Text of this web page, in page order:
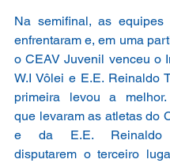
Na semifinal, as
enfrentaram e, em uma
o CEAV Juvenil venceu o
W.I Vôlei e E.E. Reinaldo
primeira levou a melhor.
que levaram as atletas do
e da E.E. Reinaldo
disputarem o terceiro